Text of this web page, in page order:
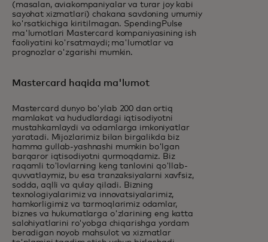
(masalan, aviakompaniyalar va turar joy kabi
sayohat xizmatlari) chakana savdoning umumiy
ko'rsatkichiga kiritilmagan. SpendingPulse
ma'lumotlari Mastercard kompaniyasining ish
faoliyatini ko'rsatmaydi; ma'lumotlar va
prognozlar o'zgarishi mumkin.
Mastercard haqida ma'lumot
Mastercard dunyo bo'ylab 200 dan ortiq
mamlakat va hududlardagi iqtisodiyotni
mustahkamlaydi va odamlarga imkoniyatlar
yaratadi. Mijozlarimiz bilan birgalikda biz
hamma gullab-yashnashi mumkin bo'lgan
barqaror iqtisodiyotni qurmoqdamiz. Biz
raqamli to'lovlarning keng tanlovini qo'llab-
quvvatlaymiz, bu esa tranzaksiyalarni xavfsiz,
sodda, aqlli va qulay qiladi. Bizning
texnologiyalarimiz va innovatsiyalarimiz,
hamkorligimiz va tarmoqlarimiz odamlar,
biznes va hukumatlarga o'zlarining eng katta
salohiyatlarini ro'yobga chiqarishga yordam
beradigan noyob mahsulot va xizmatlar